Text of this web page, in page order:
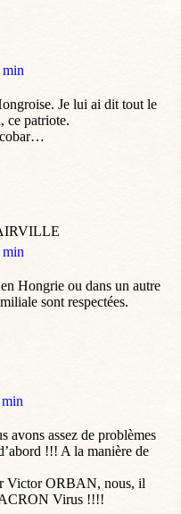
min
Je lui ai dit tout le
ce patriote.
min
Hongrie ou dans un autre
sont respectées.
avons assez de problèmes
!!! A la manière de
Victor ORBAN, nous, il
Virus !!!!